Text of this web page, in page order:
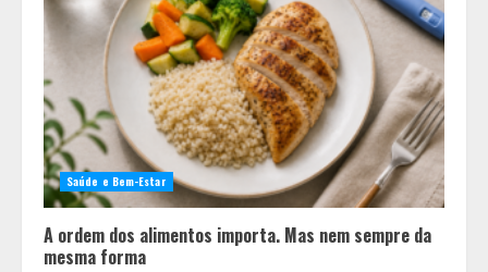
Saúde e Bem-Estar
A ordem dos alimentos importa. Mas nem sempre da
mesma forma